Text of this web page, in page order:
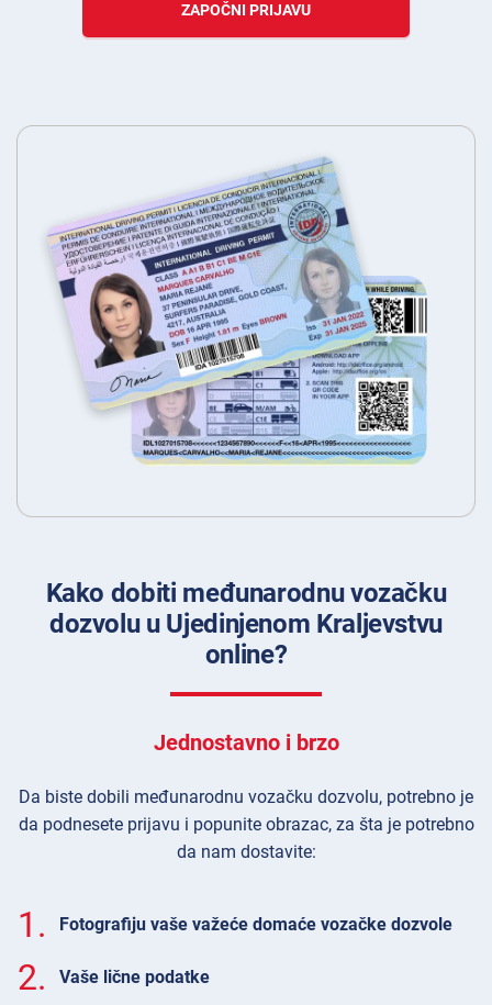
ZAPOČNI PRIJAVU
Kako dobiti međunarodnu vozačku
dozvolu u Ujedinjenom Kraljevstvu
online?
Jednostavno i brzo
Da biste dobili međunarodnu vozačku dozvolu, potrebno je
da podnesete prijavu i popunite obrazac, za šta je potrebno
da nam dostavite:
1. Fotografiju vaše važeće domaće vozačke dozvole
2. Vaše lične podatke